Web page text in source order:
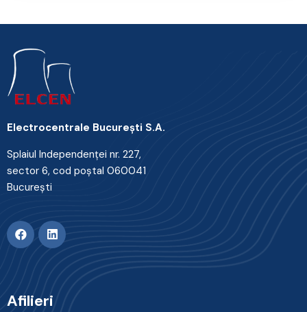
Electrocentrale Bucureşti S.A.
Splaiul Independenţei nr. 227,
sector 6, cod poştal 060041
Bucureşti
Afilieri